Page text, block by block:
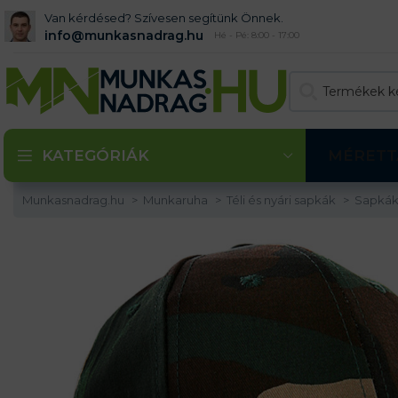
Van kérdésed? Szívesen segítünk Önnek.
info@munkasnadrag.hu Hé - Pé: 8:00 - 17:00
KATEGÓRIÁK
Munkasnadrag.hu Munkaruha Téli és nyári sapkák Sapkák